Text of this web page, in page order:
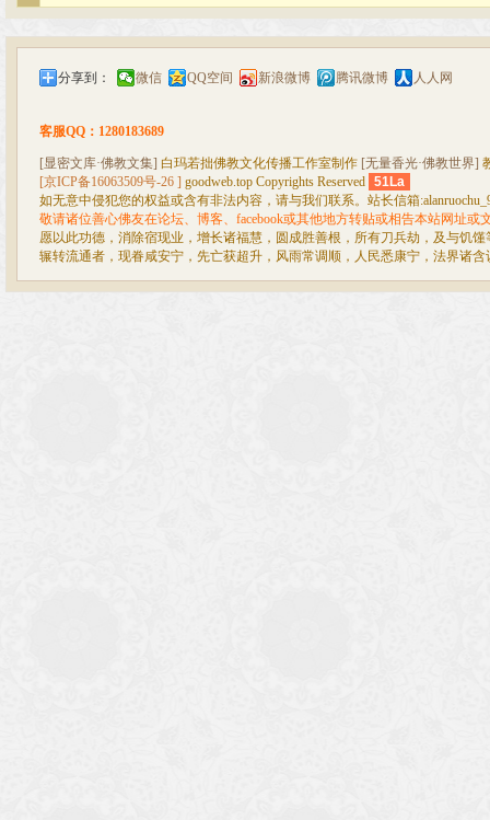
分享到： 微信 QQ空间 新浪微博 腾讯微博 人人网
客服QQ：1280183689
[显密文库·佛教文集] 白玛若拙佛教文化传播工作室制作 [无量香光·佛教世界]
[京ICP备16063509号-26 ] goodweb.top Copyrights Reserved 51La
如无意中侵犯您的权益或含有非法内容，请与我们联系。站长信箱
敬请诸位善心佛友在论坛、博客、facebook或其他地方转贴或相告本站网址或
愿以此功德，消除宿现业，增长诸福慧，圆成胜善根，所有刀兵劫，及与饥
辗转流通者，现眷咸安宁，先亡获超升，风雨常调顺，人民悉康宁，法界诸含